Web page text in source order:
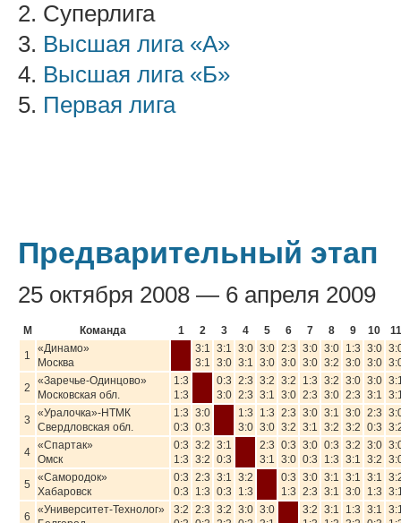
2. Суперлига
3. Высшая лига «А»
4. Высшая лига «Б»
5. Первая лига
Предварительный этап
25 октября 2008 — 6 апреля 2009
М Команда 1 2 3 4 5 6 7 8 9 10
11
1
«Динамо»
Москва
3:1
3:1
3:1
3:0
3:0
3:1
3:0
3:0
2:3
3:0
3:0
3:0
3:0
3:2
1:3
3:0
3:0
3:0
2
«Заречье-Одинцово»
Московская обл.
1:3
1:3
0:3
3:0
2:3
2:3
3:2
3:1
3:2
3:0
1:3
2:3
3:2
3:0
3:0
2:3
3:0
3:1
3
«Уралочка»-НТМК
Свердловская обл.
1:3
0:3
3:0
0:3
1:3
3:0
1:3
3:0
2:3
3:2
3:0
3:1
3:1
3:2
3:0
3:2
2:3
0:3
4
«Спартак»
Омск
0:3
1:3
3:2
3:2
3:1
0:3
2:3
3:1
0:3
3:0
3:0
0:3
0:3
1:3
3:2
3:1
3:0
3:2
5
«Самородок»
Хабаровск
0:3
0:3
2:3
1:3
3:1
0:3
3:2
1:3
0:3
1:3
3:0
2:3
3:1
3:1
3:1
3:0
3:1
1:3
6
«Университет-Технолог»
3:2 2:3 3:2 3:0 3:0
3:2 3:1
1:3 3:1